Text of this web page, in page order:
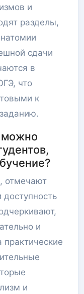
и
разделы,
сдачи
в
что
к
можно
отмечают
и
и